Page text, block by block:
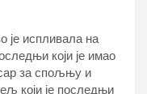
је испливала на
који је имао
за спољњу и
који је последњи